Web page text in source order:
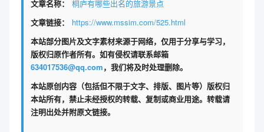
文章名称：
桐庐有哪些出名的旅游景点
文章链接：
https://www.mssim.com/525.html
本站部分图片及文字素材来源于网络，仅用于分享与学习，
版权归原作者所有。如有侵权请联系邮箱
634017536@qq.com，我们将及时处理删除。
本站原创内容（包括但不限于文字、排版、图片等）版权归
本站所有，禁止未经授权的转载、复制或商业用途。转载请
注明出处并附原文链接。